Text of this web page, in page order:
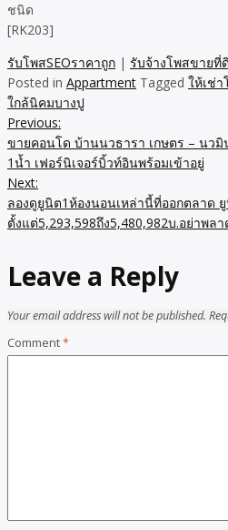
ชนิด
[RK203]
รับโพสSEOราคาถูก | รับจ้างโพสขายที่
Posted in Appartment Tagged ให้เช่
ใกล้นิคมบางปู
Post
navigation
Previous:
ขายคอนโด บ้านนวธารา เกษตร – นว
1น้ำ เฟอร์นิเจอร์บิ้วท์อินพร้อมเข้าอยู่
Next:
ลองดูยูนิต1ห้องนอนเหล่านี้ที่ออกตลาด
ตั้งแต่5,293,598ถึง5,480,982บ.อย่าพล
Leave a Reply
Your email address will not be published.
Comment*